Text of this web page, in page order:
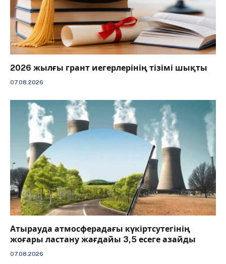
2026 жылғы грант иегерлерінің тізімі шықты
07.08.2026
Атырауда атмосферадағы күкіртсутегінің
жоғары ластану жағдайы 3,5 есеге азайды
07.08.2026